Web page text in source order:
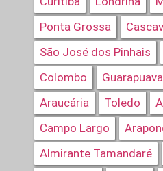
Ponta Grossa
São José dos Pinhais
Colombo
Guarapuava
Araucária
Toledo
Campo Largo
Almirante Tamandaré